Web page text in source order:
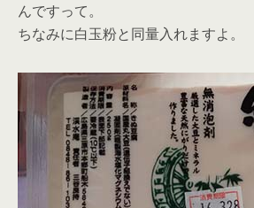
んですって。
ちなみに白玉粉と同量入れますよ。